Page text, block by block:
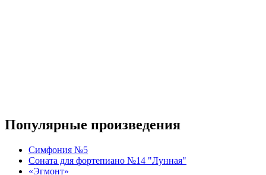
Популярные произведения
Симфония №5
Соната для фортепиано №14 "Лунная"
«Эгмонт»